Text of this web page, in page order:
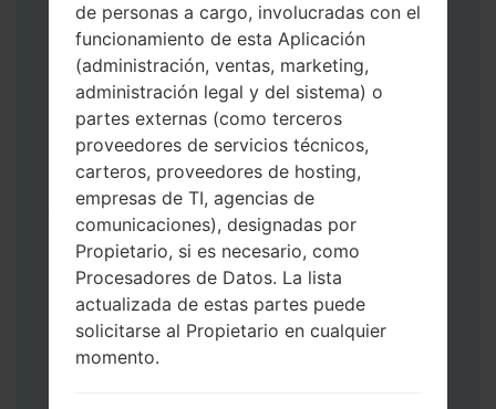
Debe obtener 1 (si es archivo 1, elíjalo aquí)
o 5 (si es archivo 5, selecciónelo aquí):
AP: "Sistema y Recuperación"
CP: "Módem y Radio"
CSC _ ***: "País y región y operador"
HOME_CSC _ ***: "País y regióny
operador"
Agregue todos los archivos a Odin 3.
Si desea hacer clean flash, use CSC _ *** o
use HOME_CSC _ *** para mantener sus
datos y aplicaciones.
Ahora apague su teléfono y entre al Modo
de Descarga. Cómo hacer todos los
métodos:
de personas a cargo, involucradas con el
funcionamiento de esta Aplicación
(administración, ventas, marketing,
administración legal y del sistema) o
partes externas (como terceros
proveedores de servicios técnicos,
carteros, proveedores de hosting,
empresas de TI, agencias de
comunicaciones), designadas por
Propietario, si es necesario, como
Procesadores de Datos. La lista
actualizada de estas partes puede
solicitarse al Propietario en cualquier
momento.